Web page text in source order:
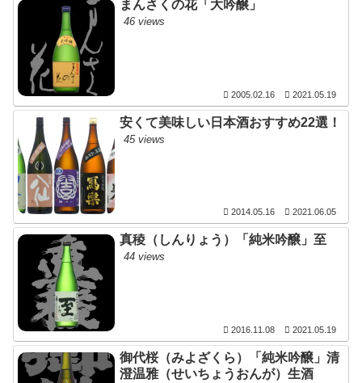
まんさくの花「大吟醸」
46 views
2005.02.16 2021.05.19
安くて美味しい日本酒おすすめ22選！
45 views
2014.05.16 2021.06.05
真稜（しんりょう）「純米吟醸」至
44 views
2016.11.08 2021.05.19
御代桜（みよざくら）「純米吟醸」清
澄温雅（せいちょうおんが）生酒